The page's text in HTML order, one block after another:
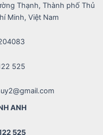
Thạnh, Thành phố Thủ
Minh, Việt Nam
525
ANH
525